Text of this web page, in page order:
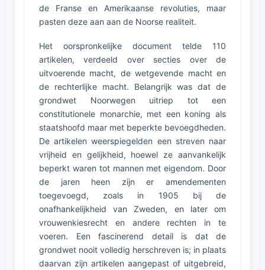
de Franse en Amerikaanse revoluties, maar
pasten deze aan aan de Noorse realiteit.
Het oorspronkelijke document telde 110
artikelen, verdeeld over secties over de
uitvoerende macht, de wetgevende macht en
de rechterlijke macht. Belangrijk was dat de
grondwet Noorwegen uitriep tot een
constitutionele monarchie, met een koning als
staatshoofd maar met beperkte bevoegdheden.
De artikelen weerspiegelden een streven naar
vrijheid en gelijkheid, hoewel ze aanvankelijk
beperkt waren tot mannen met eigendom. Door
de jaren heen zijn er amendementen
toegevoegd, zoals in 1905 bij de
onafhankelijkheid van Zweden, en later om
vrouwenkiesrecht en andere rechten in te
voeren. Een fascinerend detail is dat de
grondwet nooit volledig herschreven is; in plaats
daarvan zijn artikelen aangepast of uitgebreid,